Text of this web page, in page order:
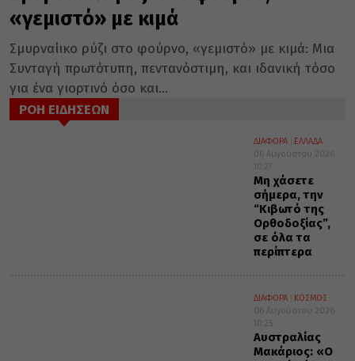
«γεμιστό» με κιμά
Σμυρναίικο ρύζι στο φούρνο, «γεμιστό» με κιμά: Μια
Συνταγή πρωτότυπη, πεντανόστιμη, και ιδανική τόσο
για ένα γιορτινό όσο και...
ΡΟΗ ΕΙΔΗΣΕΩΝ
ΔΙΑΦΟΡΑ
ΕΛΛΑΔΑ
06 Αυγούστου 2026
10:27
Μη χάσετε
σήμερα, την
“Κιβωτό της
Ορθοδοξίας”,
σε όλα τα
περίπτερα
ΔΙΑΦΟΡΑ
ΚΟΣΜΟΣ
06 Αυγούστου 2026
10:25
Αυστραλίας
Μακάριος: «Ο